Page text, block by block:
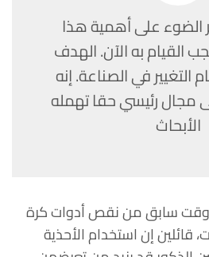
الضوء على أهمية هذا
القيام به الآن. الهدف
التغيير في الصناعة. إنه
مجال رئيسي حقا تهمله
الأبحاث
وقت سابق من نقص أدوات كرة
قائلين إن استخدام الأحذية